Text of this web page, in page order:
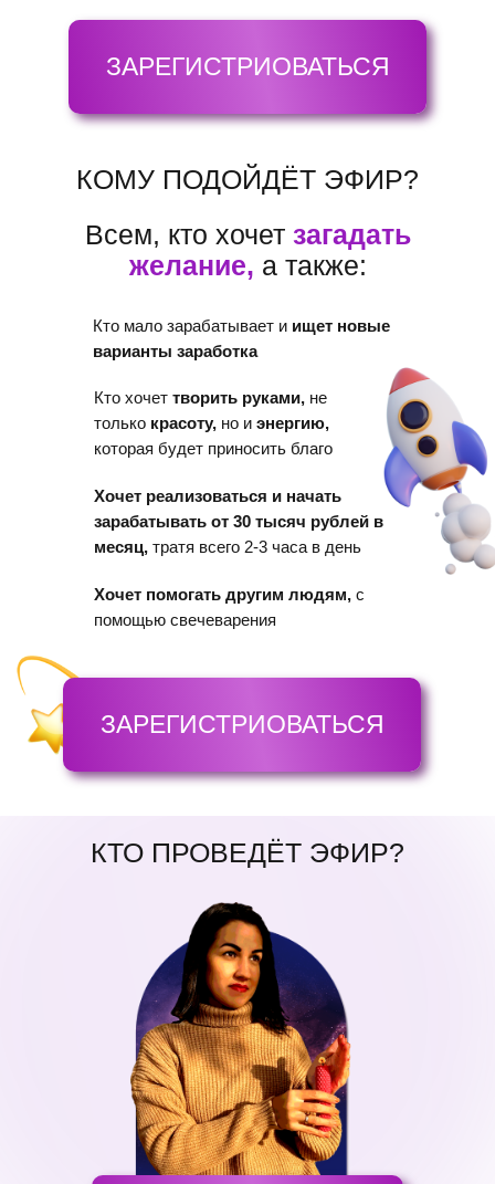
ЗАРЕГИСТРИОВАТЬСЯ
КОМУ ПОДОЙДЁТ ЭФИР?
ЗАРЕГИСТРИОВАТЬСЯ
Кто мало зарабатывает и ищет новые
варианты заработка
Хочет реализоваться и начать
зарабатывать от 30 тысяч рублей в
месяц, тратя всего 2-3 часа в день
Кто хочет творить руками, не
только красоту, но и энергию,
которая будет приносить благо
Всем, кто хочет загадать
желание, а также:
Хочет помогать другим людям, с
помощью свечеварения
КТО ПРОВЕДЁТ ЭФИР?